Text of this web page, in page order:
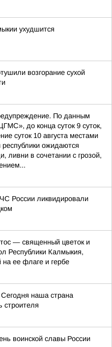
ухудшится
возгорание сухой
По данным
до конца суток 9 суток,
суток 10 августа местами
республики ожидаются
ливни в сочетании с грозой,
России ликвидировали
— священный цветок и
Республики Калмыкия,
ее флаге и гербе
наша страна
строителя
воинской славы России